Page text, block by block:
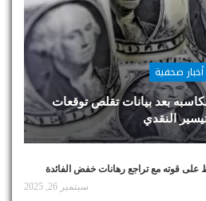
أخبار صحفية
بعد بيانات تقلص توقعات
النقدي
على قوته مع تراجع رهانات خفض الفائدة
سبتمبر 26, 2025